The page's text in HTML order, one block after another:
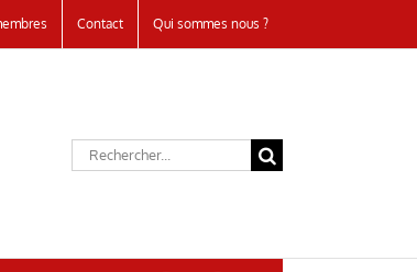
Contact Qui sommes nous ?
Rechercher: